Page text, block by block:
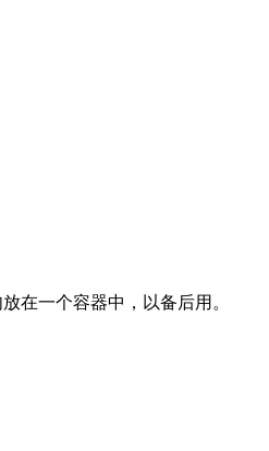
在一个容器中，以备后用。